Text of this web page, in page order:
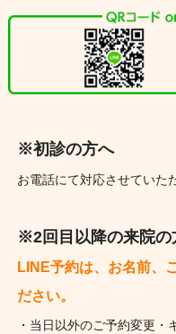
※初診の方へ
お電話にて対応させていた
※2回目以降の来院の
LINE予約は、お名前、
ださい。
・当日以外のご予約変更・